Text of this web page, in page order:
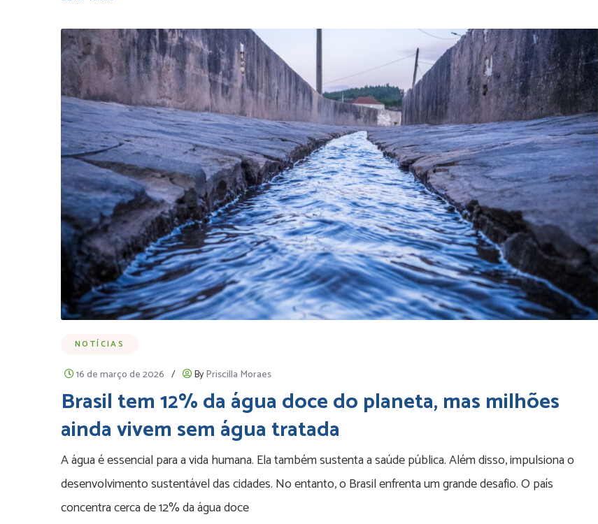
NOTÍCIAS
16 de março de 2026 / ByPriscilla Moraes
Brasil tem 12% da água doce do planeta, mas milhões
ainda vivem sem água tratada
A água é essencial para a vida humana. Ela também sustenta a saúde pública. Além disso, impulsiona o
desenvolvimento sustentável das cidades. No entanto, o Brasil enfrenta um grande desafio. O país
concentra cerca de 12% da água doce